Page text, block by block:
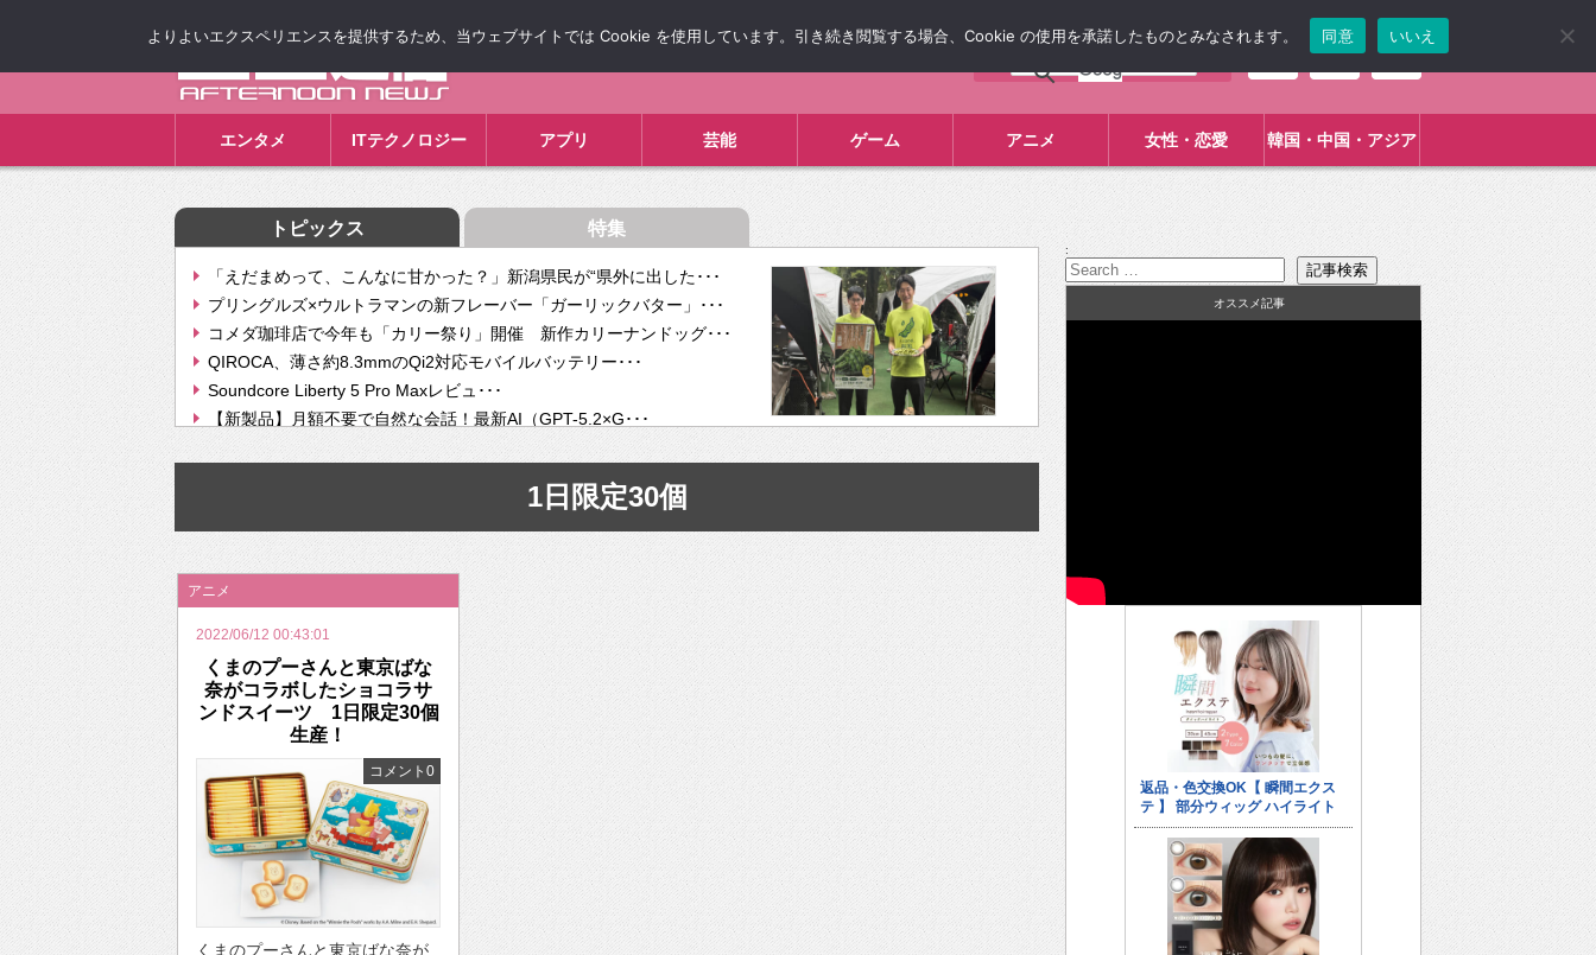
エンタメ ITテクノロジー アプリ 芸能 ゲーム アニメ 女性・恋愛 韓国・中国・アジア
トピックス 特集
「えだまめって、こんなに甘かった？」新潟県民が“県外に出した･･･
プリングルズ×ウルトラマンの新フレーバー「ガーリックバター」･･･
コメダ珈琲店で今年も「カリー祭り」開催 新作カリーナンドッグ･･･
QIROCA、薄さ約8.3mmのQi2対応モバイルバッテリー･･･
Soundcore Liberty 5 Pro Maxレビュ･･･
【新製品】月額不要で自然な会話！最新AI（GPT-5.2×G･･･
【次世代の没入感と生産性】VITURE Luma Ultra･･･
挫折率8割の壁をAIで突破。ジャストシステム、”自分が今話し･･･
2026年のバレンタインは「自分で作って、想いを渡す」 TE･･･
1日限定30個
アニメ
2022/06/12 00:43:01
くまのプーさんと東京ばな
奈がコラボしたショコラサ
ンドスイーツ 1日限定30個
生産！
コメント0
くまのプーさんと東京ばな奈が
:
オススメ記事
よりよいエクスペリエンスを提供するため、当ウェブサイトでは Cookie を使用しています。引き続き閲覧する場合、Cookie の使用を承諾したものとみなされます。 同意 いいえ